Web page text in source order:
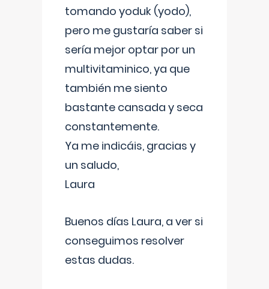
tomando yoduk (yodo),
pero me gustaría saber si
sería mejor optar por un
multivitaminico, ya que
también me siento
bastante cansada y seca
constantemente.
Ya me indicáis, gracias y
un saludo,
Laura
Buenos días Laura, a ver si
conseguimos resolver
estas dudas.